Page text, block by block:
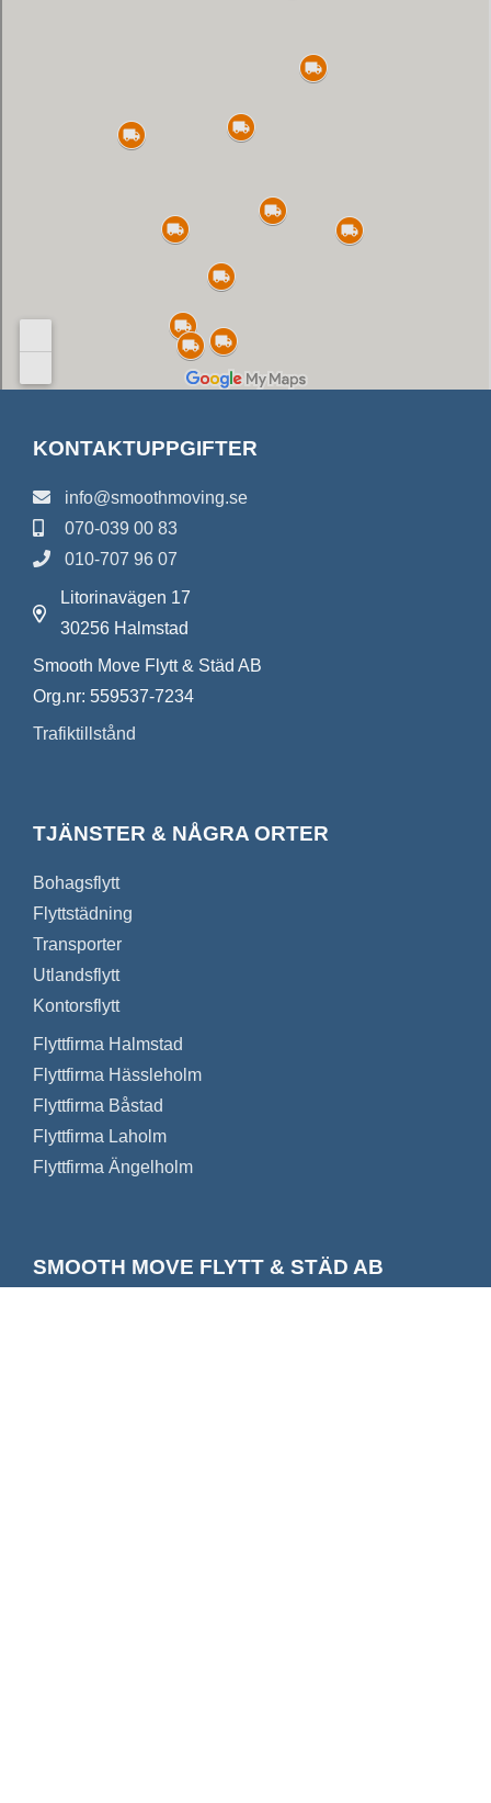
KONTAKTUPPGIFTER
info@smoothmoving.se
070-039 00 83
010-707 96 07
Litorinavägen 17
30256 Halmstad
Smooth Move Flytt & Städ AB
Org.nr: 559537-7234
Trafiktillstånd
TJÄNSTER & NÅGRA ORTER
Bohagsflytt
Flyttstädning
Transporter
Utlandsflytt
Kontorsflytt
Flyttfirma Halmstad
Flyttfirma Hässleholm
Flyttfirma Båstad
Flyttfirma Laholm
Flyttfirma Ängelholm
SMOOTH MOVE FLYTT & STÄD AB